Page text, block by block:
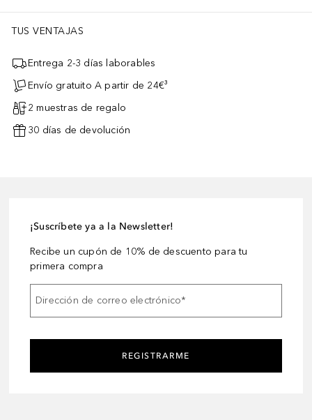
TUS VENTAJAS
Entrega 2-3 días laborables
Envío gratuito A partir de 24€³
2 muestras de regalo
30 días de devolución
¡Suscríbete ya a la Newsletter!
Recibe un cupón de 10% de descuento para tu
primera compra
Dirección de correo electrónico*
REGISTRARME